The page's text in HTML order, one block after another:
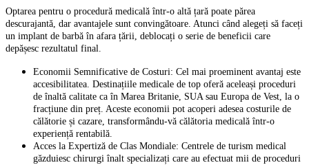
Optarea pentru o procedură medicală într-o altă țară poate părea
descurajantă, dar avantajele sunt convingătoare. Atunci când alegeți să faceți
un implant de barbă în afara țării, deblocați o serie de beneficii care
depășesc rezultatul final.
Economii Semnificative de Costuri: Cel mai proeminent avantaj este
accesibilitatea. Destinațiile medicale de top oferă aceleași proceduri
de înaltă calitate ca în Marea Britanie, SUA sau Europa de Vest, la o
fracțiune din preț. Aceste economii pot acoperi adesea costurile de
călătorie și cazare, transformându-vă călătoria medicală într-o
experiență rentabilă.
Acces la Expertiză de Clas Mondiale: Centrele de turism medical
găzduiesc chirurgi înalt specializați care au efectuat mii de proceduri